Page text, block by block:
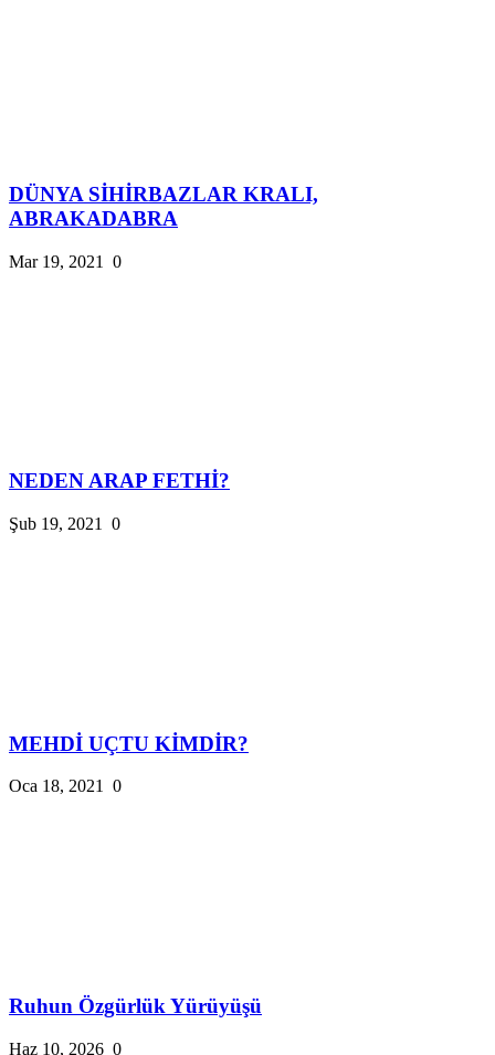
DÜNYA SİHİRBAZLAR KRALI,
ABRAKADABRA
Mar 19, 2021 0
NEDEN ARAP FETHİ?
Şub 19, 2021 0
MEHDİ UÇTU KİMDİR?
Oca 18, 2021 0
Ruhun Özgürlük Yürüyüşü
Haz 10, 2026 0